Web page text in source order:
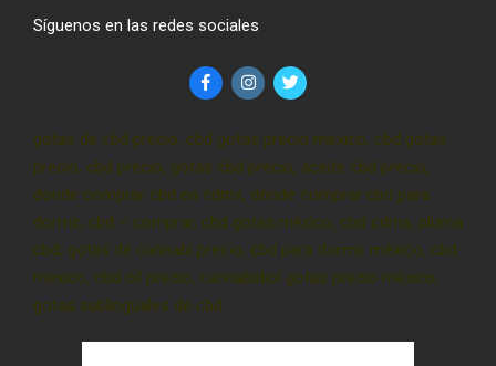
Síguenos en las redes sociales
gotas de cbd precio, cbd gotas precio méxico, cbd gotas
precio, cbd precio, gotas cbd precio, aceite cbd precio,
donde comprar cbd en cdmx, donde comprar cbd para
dormir, cbd – comprar, cbd gotas méxico, cbd cdmx, pluma
cbd, gotas de cannabi precio, cbd para dormir méxico, cbd
mexico, cbd oil precio, cannabidiol gotas precio méxico,
gotas sublinguales de cbd